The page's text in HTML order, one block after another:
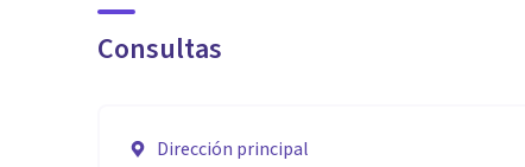
Consultas
Dirección principal